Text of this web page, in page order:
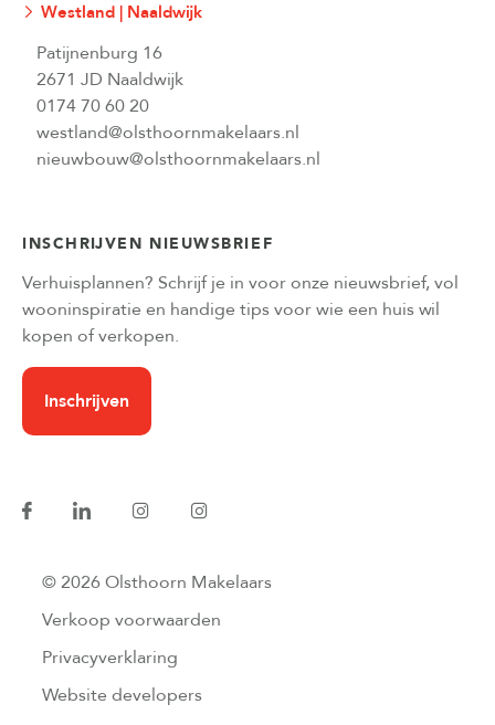
Westland | Naaldwijk
Patijnenburg 16
2671 JD Naaldwijk
0174 70 60 20
westland@olsthoornmakelaars.nl
nieuwbouw@olsthoornmakelaars.nl
INSCHRIJVEN NIEUWSBRIEF
Verhuisplannen? Schrijf je in voor onze nieuwsbrief, vol
wooninspiratie en handige tips voor wie een huis wil
kopen of verkopen.
Inschrijven
© 2026 Olsthoorn Makelaars
Verkoop voorwaarden
Privacyverklaring
Website developers